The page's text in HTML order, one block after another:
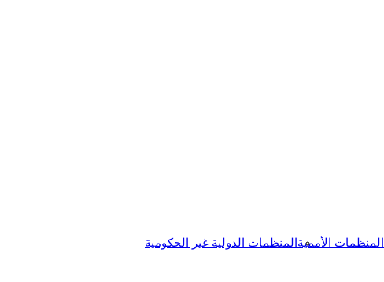
المنظمات الأممية المنظمات الدولية غير الحكومية